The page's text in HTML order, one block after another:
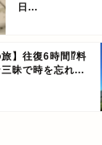
日...
】往復6時間⁉料
昧で時を忘れ...